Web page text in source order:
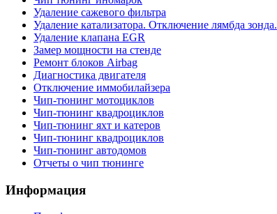
Удаление сажевого фильтра
Удаление катализатора. Отключение лямбда зонда.
Удаление клапана EGR
Замер мощности на стенде
Ремонт блоков Airbag
Диагностика двигателя
Отключение иммобилайзера
Чип-тюнинг мотоциклов
Чип-тюнинг квадроциклов
Чип-тюнинг яхт и катеров
Чип-тюнинг квадроциклов
Чип-тюнинг автодомов
Отчеты о чип тюнинге
Информация